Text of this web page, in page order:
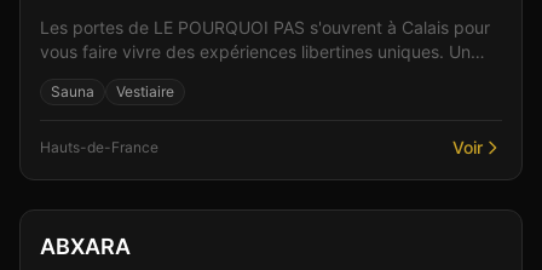
Les portes de LE POURQUOI PAS s'ouvrent à Calais pour
vous faire vivre des expériences libertines uniques. Un
Sauna Vestiaire
Hauts-de-France Voir
Club Sauna
ABXARA